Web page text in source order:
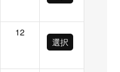
12
選択